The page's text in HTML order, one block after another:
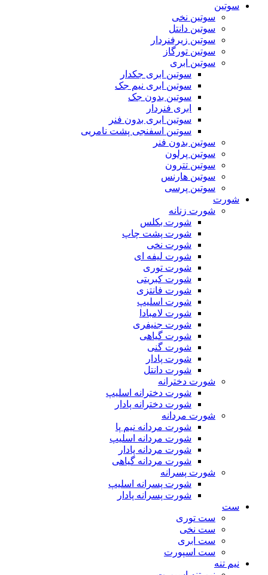
سوتین
سوتین نخی
سوتین دانتل
سوتین زیرفنردار
سوتین تورگاز
سوتین ابری
سوتین ابری جکدار
سوتین ابری نیم جک
سوتین بدون جک
ابری فنردار
سوتین ابری بدون فنر
سوتین اسفنجی پشت نامریی
سوتین بدون فنر
سوتین پرلون
سوتین تترون
سوتین هارنس
سوتین پرسی
شورت
شورت زنانه
شورت بکلس
شورت پشت چاپ
شورت نخی
شورت لیفه ای
شورت توری
شورت کبریتی
شورت فانتزی
شورت اسلیپ
شورت لامبادا
شورت جنیفری
شورت گیاهی
شورت گنی
شورت پادار
شورت دانتل
شورت دخترانه
شورت دخترانه اسلیپ
شورت دخترانه پادار
شورت مردانه
شورت مردانه نیم پا
شورت مردانه اسلیپ
شورت مردانه پادار
شورت مردانه گیاهی
شورت پسرانه
شورت پسرانه اسلیپ
شورت پسرانه پادار
ست
ست توری
ست نخی
ست ابری
ست اسپورت
نیم تنه